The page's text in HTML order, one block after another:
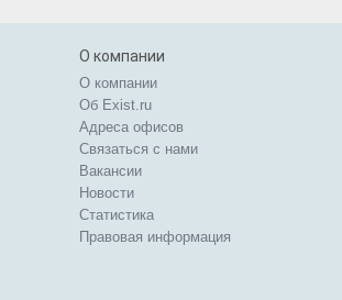
О компании
О компании
Об Exist.ru
Адреса офисов
Связаться с нами
Вакансии
Новости
Статистика
Правовая информация